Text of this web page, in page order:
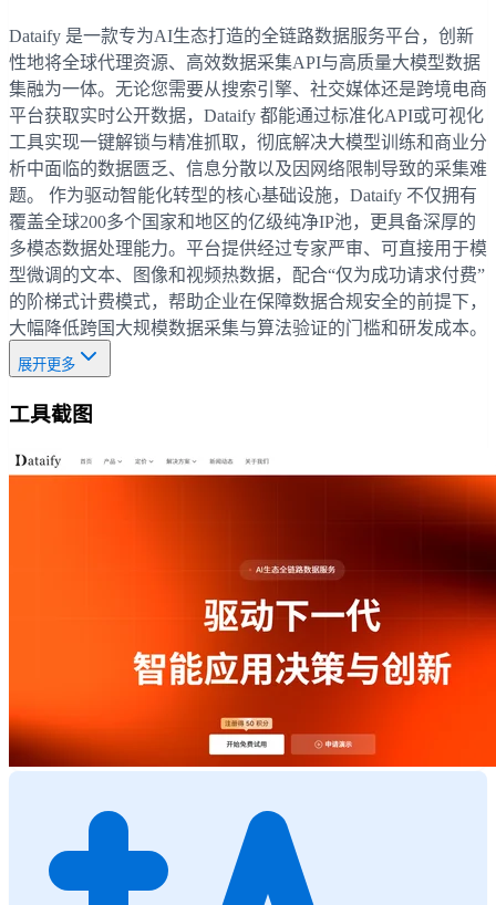
Dataify 是一款专为AI生态打造的全链路数据服务平台，创新
性地将全球代理资源、高效数据采集API与高质量大模型数据
集融为一体。无论您需要从搜索引擎、社交媒体还是跨境电商
平台获取实时公开数据，Dataify 都能通过标准化API或可视化
工具实现一键解锁与精准抓取，彻底解决大模型训练和商业分
析中面临的数据匮乏、信息分散以及因网络限制导致的采集难
题。 作为驱动智能化转型的核心基础设施，Dataify 不仅拥有
覆盖全球200多个国家和地区的亿级纯净IP池，更具备深厚的
多模态数据处理能力。平台提供经过专家严审、可直接用于模
型微调的文本、图像和视频热数据，配合“仅为成功请求付费”
的阶梯式计费模式，帮助企业在保障数据合规安全的前提下，
大幅降低跨国大规模数据采集与算法验证的门槛和研发成本。
展开更多
工具截图